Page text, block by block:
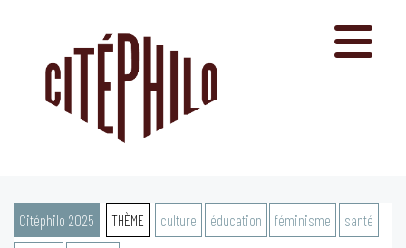
Citéphilo 2025 THÈME culture éducation féminisme santé